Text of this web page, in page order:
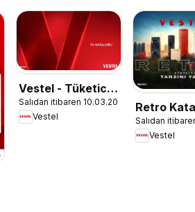
Vestel - Tüketici
Elektroniği
Katalog
Salıdan itibaren 10.03.2026
Vestel
Retro
Salıdan
Vestel